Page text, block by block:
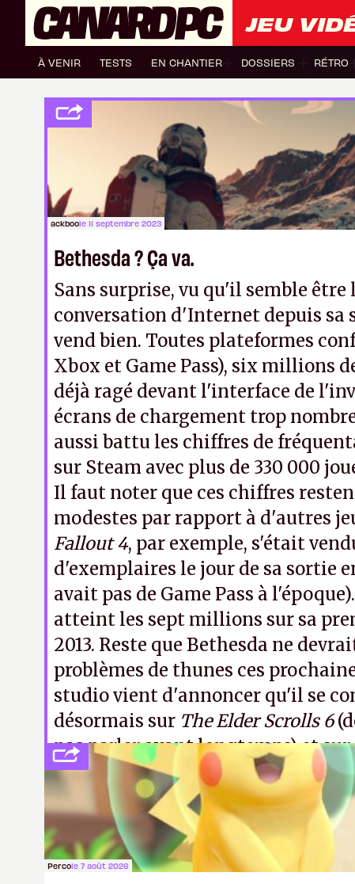
JEU
À VENIR TESTS EN CHANTIER DOSSIERS RÉTRO
ackboole 11 septembre 2023
Bethesda ? Ça va.
Sans surprise, vu qu'il semble être
conversation d'Internet depuis sa
vend bien. Toutes plateformes
Xbox et Game Pass), six millions
déjà ragé devant l'interface de
écrans de chargement trop
aussi battu les chiffres de
sur Steam avec plus de 330 000
Il faut noter que ces chiffres
modestes par rapport à d'autres
Fallout 4, par exemple, s'était
d'exemplaires le jour de sa sortie
avait pas de Game Pass à l'époque).
atteint les sept millions sur sa
2013. Reste que Bethesda ne
problèmes de thunes ces
studio vient d'annoncer qu'il se
désormais sur The Elder Scrolls 6
pas parler avant longtemps) et
demoddingpourStarfield, qui
2024.
A.
Percole 7 août 2026